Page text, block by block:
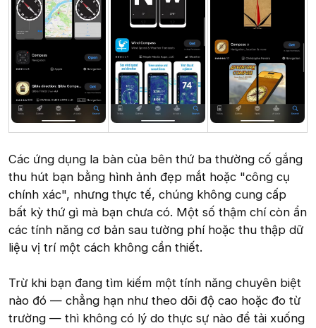
Các ứng dụng la bàn của bên thứ ba thường cố gắng
thu hút bạn bằng hình ảnh đẹp mắt hoặc "công cụ
chính xác", nhưng thực tế, chúng không cung cấp
bất kỳ thứ gì mà bạn chưa có. Một số thậm chí còn ẩn
các tính năng cơ bản sau tường phí hoặc thu thập dữ
liệu vị trí một cách không cần thiết.
Trừ khi bạn đang tìm kiếm một tính năng chuyên biệt
nào đó — chẳng hạn như theo dõi độ cao hoặc đo từ
trường — thì không có lý do thực sự nào để tải xuống